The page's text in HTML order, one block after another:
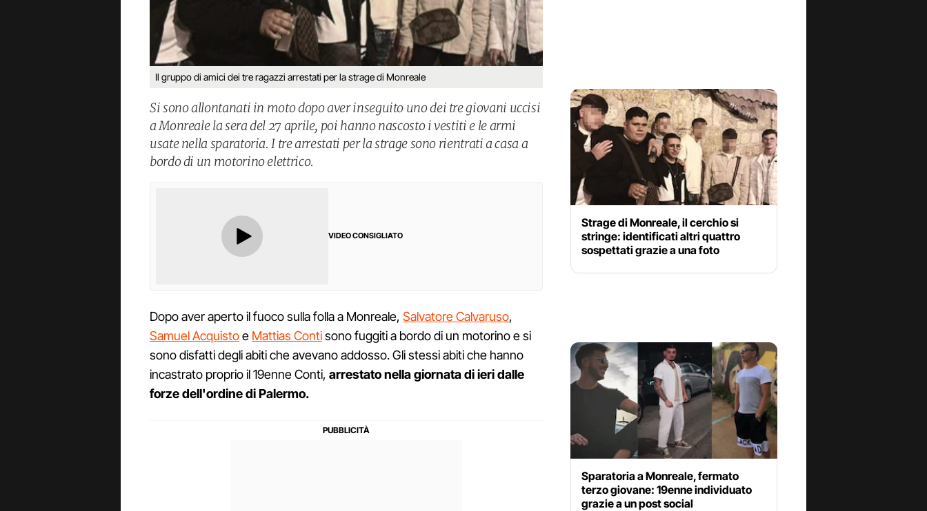
Il gruppo di amici dei tre ragazzi arrestati per la strage di Monreale
Si sono allontanati in moto dopo aver inseguito uno dei tre giovani uccisi
a Monreale la sera del 27 aprile, poi hanno nascosto i vestiti e le armi
usate nella sparatoria. I tre arrestati per la strage sono rientrati a casa a
bordo di un motorino elettrico.
VIDEO CONSIGLIATO
Dopo aver aperto il fuoco sulla folla a Monreale, Salvatore Calvaruso,
Samuel Acquistoe Mattias Contisono fuggiti a bordo di un motorino e si
sono disfatti degli abiti che avevano addosso. Gli stessi abiti che hanno
incastrato proprio il 19enne Conti, arrestato nella giornata di ieri dalle
forze dell'ordine di Palermo.
Strage di Monreale, il cerchio si
stringe: identificati altri quattro
sospettati grazie a una foto
Sparatoria a Monreale, fermato
terzo giovane: 19enne individuato
grazie a un post social